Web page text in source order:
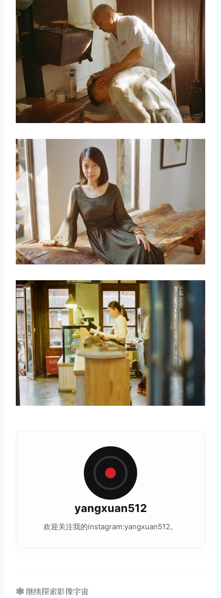
yangxuan512
欢迎关注我的instagram:yangxuan512。
🕸️ 继续探索影像宇宙
取消 搜索